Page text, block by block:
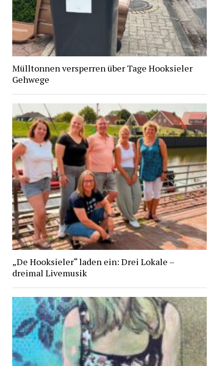
Mülltonnen versperren über Tage Hooksieler
Gehwege
„De Hooksieler“ laden ein: Drei Lokale –
dreimal Livemusik